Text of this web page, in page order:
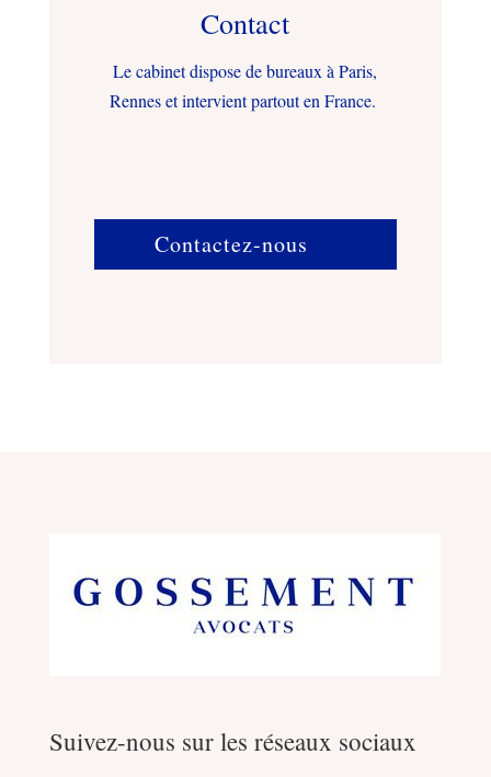
Contact
Le cabinet dispose de bureaux à Paris,
Rennes et intervient partout en France.
Contactez-nous
Suivez-nous sur les réseaux sociaux